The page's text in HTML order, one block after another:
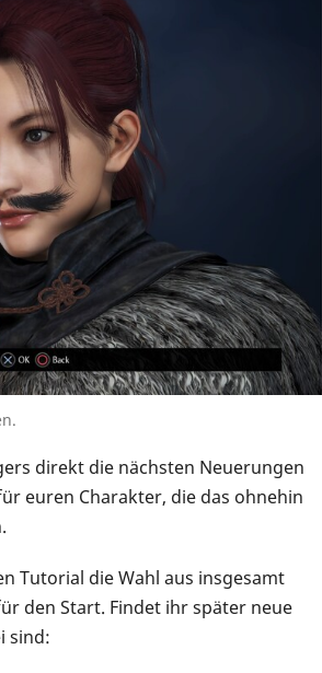
direkt die nächsten Neuerungen
euren Charakter, die das ohnehin
Tutorial die Wahl aus insgesamt
den Start. Findet ihr später neue
sind: